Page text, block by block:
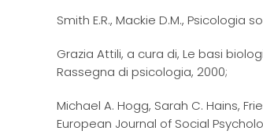
Smith E.R., Mackie D.M., Psicologia
Grazia Attili, a cura di, Le basi
Rassegna di psicologia, 2000;
Michael A. Hogg, Sarah C. Hains,
European Journal of Social